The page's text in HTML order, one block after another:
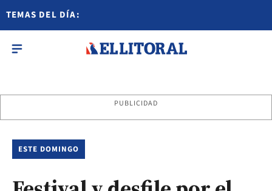
TEMAS DEL DÍA:
PUBLICIDAD
ESTE DOMINGO